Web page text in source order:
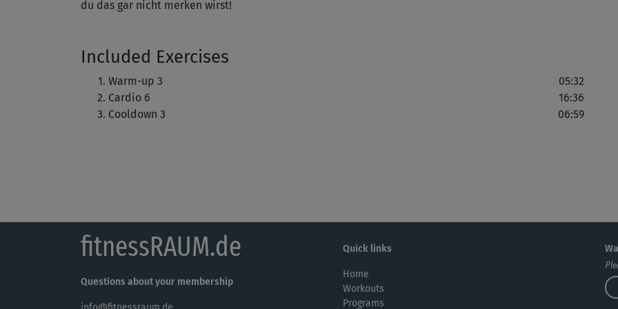
K
zu
du das gar nicht merken wirst!
Included Exercises
Warm-up 3
05:32
Cardio 6
16:36
Cooldown 3
06:59
fitnessRAUM.de
Questions about your membership
Quick links
Home
Workouts
Programs